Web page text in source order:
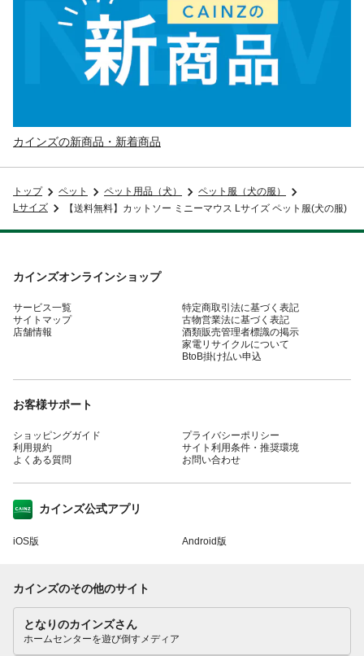
カインズの新商品・新着商品
トップ ペット ペット用品（犬）
ペット服（犬の服）
Lサイズ
【送料無料】カットソー ミニーマウス Lサイズ ペット服(犬の服)
カインズオンラインショップ
サービス一覧
サイトマップ
店舗情報
特定商取引法に基づく表記
古物営業法に基づく表記
酒類販売管理者標識の掲示
家電リサイクルについて
BtoB掛け払い申込
お客様サポート
ショッピングガイド
利用規約
よくある質問
プライバシーポリシー
サイト利用条件・推奨環境
お問い合わせ
カインズ公式アプリ
iOS版 Android版
カインズのその他のサイト
となりのカインズさん
ホームセンターを遊び倒すメディア